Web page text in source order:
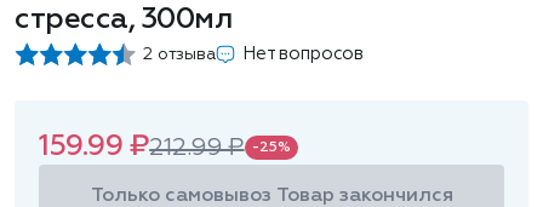
стресса, 300мл
2 отзыва Нет вопросов
159.99 ₽212.99 ₽ -25%
Только самовывоз Товар закончился